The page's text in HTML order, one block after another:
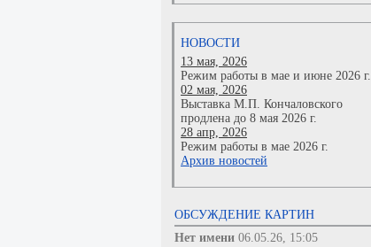
НОВОСТИ
13 мая, 2026
Режим работы в мае и июне 2026 г.
02 мая, 2026
Выставка М.П. Кончаловского
продлена до 8 мая 2026 г.
28 апр, 2026
Режим работы в мае 2026 г.
Архив новостей
ОБСУЖДЕНИЕ КАРТИН
Нет имени 06.05.26, 15:05